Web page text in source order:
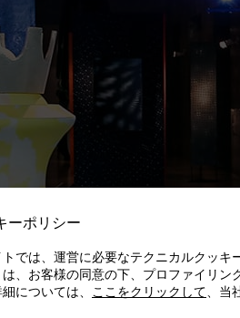
ーポリシー
では、運営に必要なテクニカルクッキ
、お客様の同意の下、プロファイリン
については、
ここをクリックして 、